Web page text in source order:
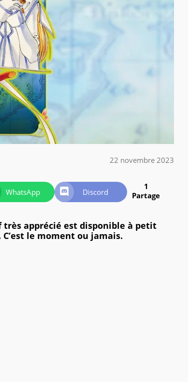
22 novembre 2023
WhatsApp Discord
1
Partage
très apprécié est disponible à petit
le moment ou jamais.